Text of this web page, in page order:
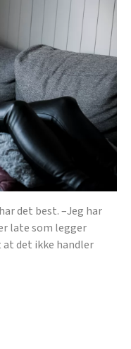
det best. –Jeg har
late som legger
at det ikke handler